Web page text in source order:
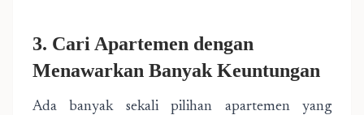
3. Cari Apartemen dengan
Menawarkan Banyak Keuntungan
Ada banyak sekali pilihan apartemen yang